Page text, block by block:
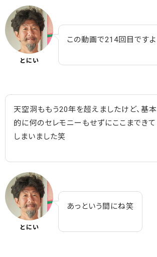
とにい
この動画で214回目ですよ
天空洞ももう20年を超えましたけど、基本
的に何のセレモニーもせずにここまできて
しまいました笑
とにい
あっという間にね笑